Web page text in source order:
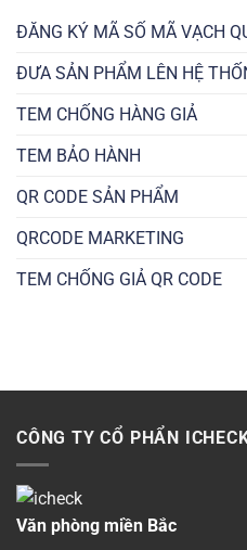
ĐĂNG KÝ MÃ SỐ MÃ VẠCH
ĐƯA SẢN PHẨM LÊN HỆ
TEM CHỐNG HÀNG GIẢ
TEM BẢO HÀNH
QR CODE SẢN PHẨM
QRCODE MARKETING
TEM CHỐNG GIẢ QR CODE
CÔNG TY CỔ PHẨN
Văn phòng miền Bắc